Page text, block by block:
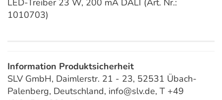
LED-Treiber 23 W, 200 mA DALI (Art. Nr.:
1010703)
Information Produktsicherheit
SLV GmbH, Daimlerstr. 21 - 23, 52531 Übach-
Palenberg, Deutschland, info@slv.de, T +49